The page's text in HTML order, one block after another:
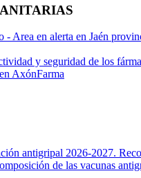
Area en alerta en Jaén
y seguridad de los
AxónFarma
antigripal 2026-2027.
de las vacunas